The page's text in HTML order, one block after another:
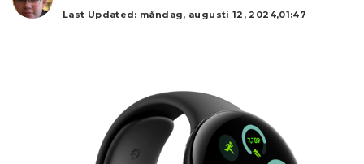
Last Updated: måndag, augusti 12, 2024,01:47